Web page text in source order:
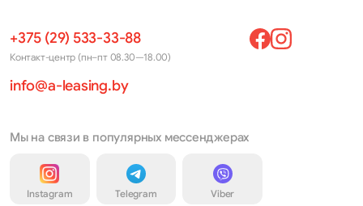
+375 (29) 533-33-88
Контакт-центр (пн–пт 08.30—18.00)
info@a-leasing.by
Мы на связи в популярных мессенджерах
Instagram Telegram Viber